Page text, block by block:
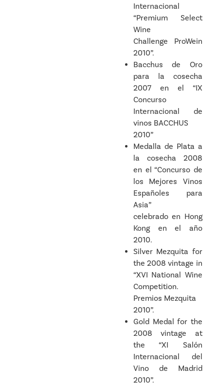
Internacional
“Premium Select
Wine
Challenge ProWein
2010”.
Bacchus de Oro
para la cosecha
2007 en el “IX
Concurso
Internacional de
vinos BACCHUS
2010”
Medalla de Plata a
la cosecha 2008
en el “Concurso de
los Mejores Vinos
Españoles para
Asia”
celebrado en Hong
Kong en el año
2010.
Silver Mezquita for
the 2008 vintage in
“XVI National Wine
Competition.
Premios Mezquita
2010”.
Gold Medal for the
2008 vintage at
the “XI Salón
Internacional del
Vino de Madrid
2010”.